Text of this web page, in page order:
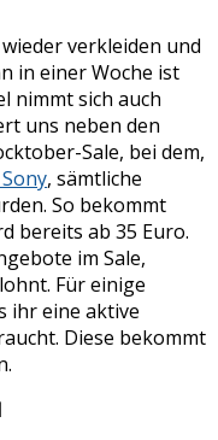
verkleiden und
in einer Woche ist
nimmt sich auch
uns neben den
Sale, bei dem,
, sämtliche
So bekommt
bereits ab 35 Euro.
im Sale,
Für einige
ihr eine aktive
Diese bekommt